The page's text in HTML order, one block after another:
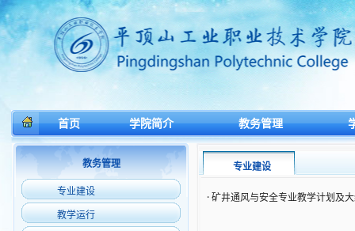
首页 学院简介 教务管理
教务管理
专业建设
教学运行
专业建设
· 矿井通风与安全专业教学计划及